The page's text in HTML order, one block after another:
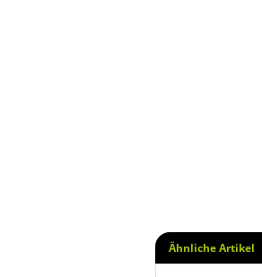
Ähnliche Artikel